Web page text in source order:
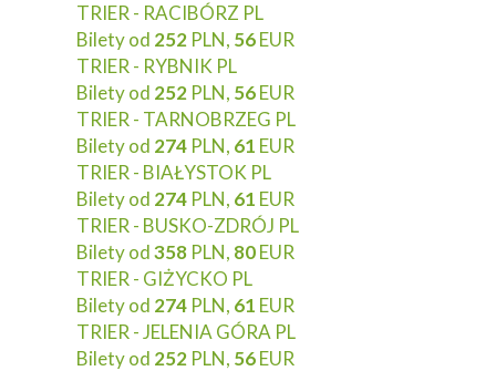
TRIER - RACIBÓRZ PL
Bilety od 252 PLN, 56EUR
TRIER - RYBNIK PL
Bilety od 252 PLN, 56EUR
TRIER - TARNOBRZEG PL
Bilety od 274 PLN, 61 EUR
TRIER - BIAŁYSTOK PL
Bilety od 274 PLN, 61 EUR
TRIER - BUSKO-ZDRÓJ PL
Bilety od358 PLN, 80EUR
TRIER - GIŻYCKO PL
Bilety od 274 PLN, 61 EUR
TRIER - JELENIA GÓRA PL
Bilety od 252 PLN, 56EUR